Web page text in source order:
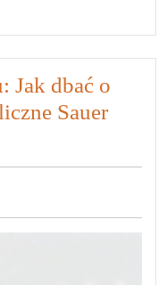
Jak dbać o
Sauer